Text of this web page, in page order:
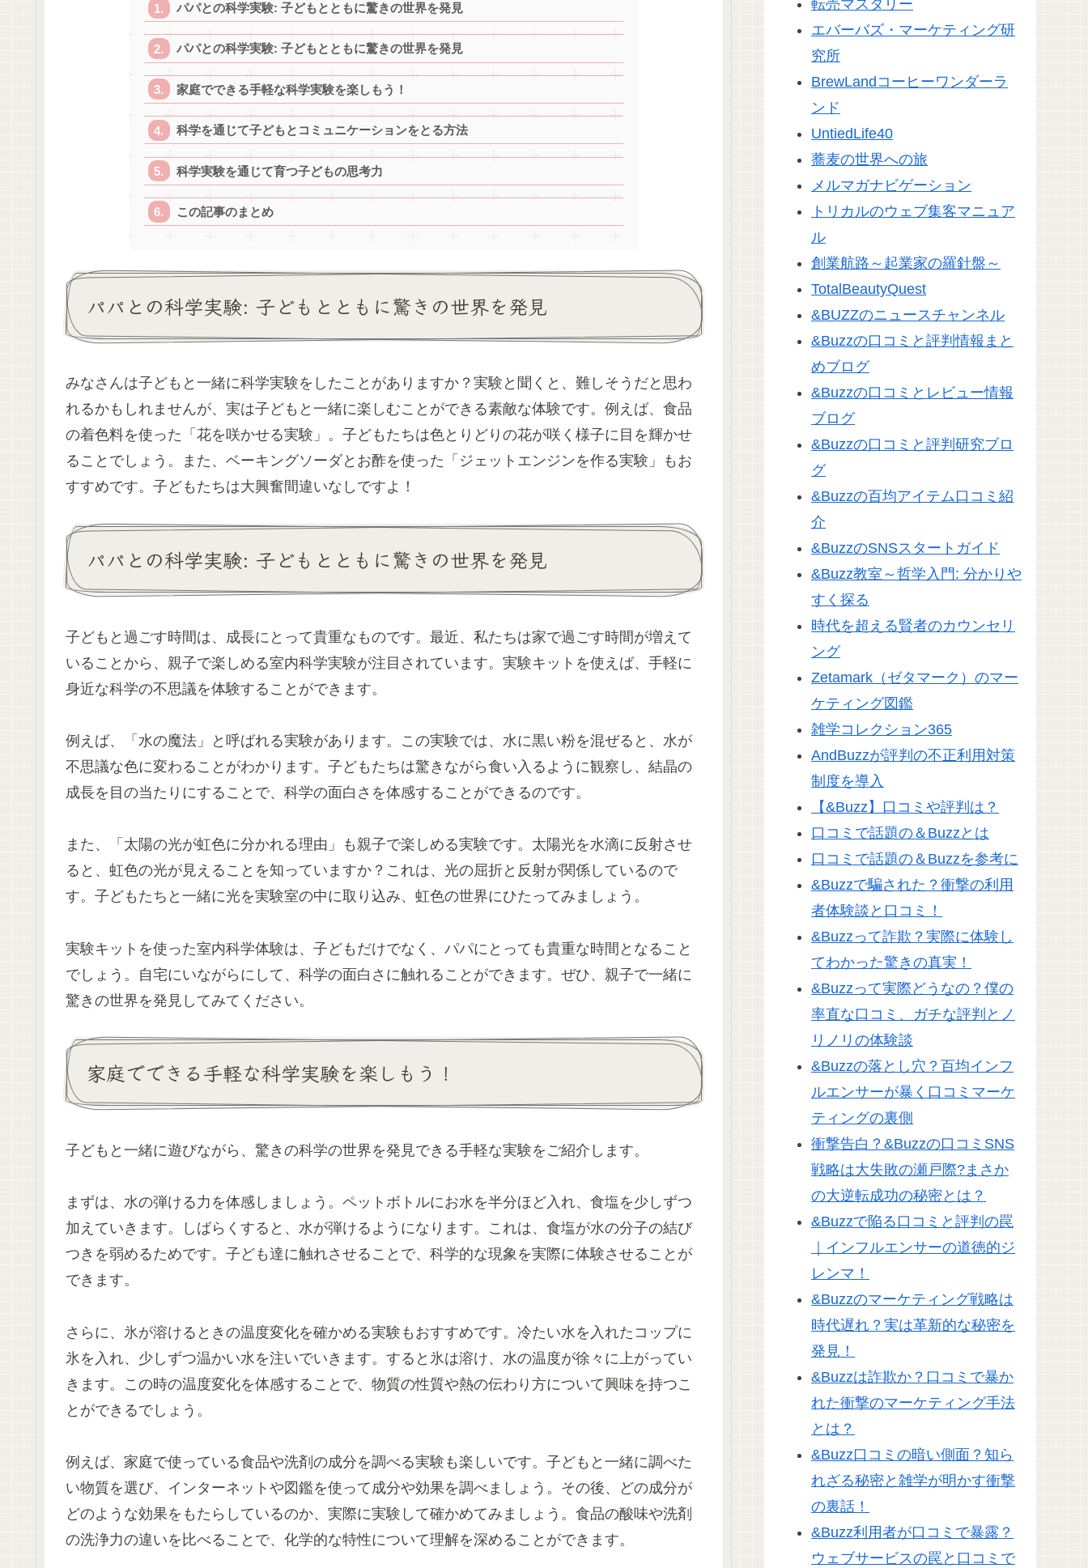
パパとの科学実験: 子どもとともに驚きの世界を発見
パパとの科学実験: 子どもとともに驚きの世界を発見
家庭でできる手軽な科学実験を楽しもう！
科学を通じて子どもとコミュニケーションをとる方法
科学実験を通じて育つ子どもの思考力
この記事のまとめ
パパとの科学実験: 子どもとともに驚きの世界を発見
みなさんは子どもと一緒に科学実験をしたことがありますか？実験と聞くと、難しそうだと思わ
れるかもしれませんが、実は子どもと一緒に楽しむことができる素敵な体験です。例えば、食品
の着色料を使った「花を咲かせる実験」。子どもたちは色とりどりの花が咲く様子に目を輝かせ
ることでしょう。また、ベーキングソーダとお酢を使った「ジェットエンジンを作る実験」もお
すすめです。子どもたちは大興奮間違いなしですよ！
パパとの科学実験: 子どもとともに驚きの世界を発見
子どもと過ごす時間は、成長にとって貴重なものです。最近、私たちは家で過ごす時間が増えて
いることから、親子で楽しめる室内科学実験が注目されています。実験キットを使えば、手軽に
身近な科学の不思議を体験することができます。
例えば、「水の魔法」と呼ばれる実験があります。この実験では、水に黒い粉を混ぜると、水が
不思議な色に変わることがわかります。子どもたちは驚きながら食い入るように観察し、結晶の
成長を目の当たりにすることで、科学の面白さを体感することができるのです。
また、「太陽の光が虹色に分かれる理由」も親子で楽しめる実験です。太陽光を水滴に反射させ
ると、虹色の光が見えることを知っていますか？これは、光の屈折と反射が関係しているので
す。子どもたちと一緒に光を実験室の中に取り込み、虹色の世界にひたってみましょう。
実験キットを使った室内科学体験は、子どもだけでなく、パパにとっても貴重な時間となること
でしょう。自宅にいながらにして、科学の面白さに触れることができます。ぜひ、親子で一緒に
驚きの世界を発見してみてください。
家庭でできる手軽な科学実験を楽しもう！
子どもと一緒に遊びながら、驚きの科学の世界を発見できる手軽な実験をご紹介します。
まずは、水の弾ける力を体感しましょう。ペットボトルにお水を半分ほど入れ、食塩を少しずつ
加えていきます。しばらくすると、水が弾けるようになります。これは、食塩が水の分子の結び
つきを弱めるためです。子ども達に触れさせることで、科学的な現象を実際に体験させることが
できます。
さらに、氷が溶けるときの温度変化を確かめる実験もおすすめです。冷たい水を入れたコップに
氷を入れ、少しずつ温かい水を注いでいきます。すると氷は溶け、水の温度が徐々に上がってい
きます。この時の温度変化を体感することで、物質の性質や熱の伝わり方について興味を持つこ
とができるでしょう。
例えば、家庭で使っている食品や洗剤の成分を調べる実験も楽しいです。子どもと一緒に調べた
い物質を選び、インターネットや図鑑を使って成分や効果を調べましょう。その後、どの成分が
どのような効果をもたらしているのか、実際に実験して確かめてみましょう。食品の酸味や洗剤
の洗浄力の違いを比べることで、化学的な特性について理解を深めることができます。
転売マスタリー
エバーバズ・マーケティング研
究所
BrewLandコーヒーワンダーラ
ンド
UntiedLife40
蕎麦の世界への旅
メルマガナビゲーション
トリカルのウェブ集客マニュア
ル
創業航路～起業家の羅針盤～
TotalBeautyQuest
&BUZZのニュースチャンネル
&Buzzの口コミと評判情報まと
めブログ
&Buzzの口コミとレビュー情報
ブログ
&Buzzの口コミと評判研究ブロ
グ
&Buzzの百均アイテム口コミ紹
介
&BuzzのSNSスタートガイド
&Buzz教室～哲学入門: 分かりや
すく探る
時代を超える賢者のカウンセリ
ング
Zetamark（ゼタマーク）のマー
ケティング図鑑
雑学コレクション365
AndBuzzが評判の不正利用対策
制度を導入
【&Buzz】口コミや評判は？
口コミで話題の＆Buzzとは
口コミで話題の＆Buzzを参考に
&Buzzで騙された？衝撃の利用
者体験談と口コミ！
&Buzzって詐欺？実際に体験し
てわかった驚きの真実！
&Buzzって実際どうなの？僕の
率直な口コミ、ガチな評判とノ
リノリの体験談
&Buzzの落とし穴？百均インフ
ルエンサーが暴く口コミマーケ
ティングの裏側
衝撃告白？&Buzzの口コミSNS
戦略は大失敗の瀬戸際?まさか
の大逆転成功の秘密とは？
&Buzzで陥る口コミと評判の罠
｜インフルエンサーの道徳的ジ
レンマ！
&Buzzのマーケティング戦略は
時代遅れ？実は革新的な秘密を
発見！
&Buzzは詐欺か？口コミで暴か
れた衝撃のマーケティング手法
とは？
&Buzz口コミの暗い側面？知ら
れざる秘密と雑学が明かす衝撃
の裏話！
&Buzz利用者が口コミで暴露？
ウェブサービスの罠と口コミで